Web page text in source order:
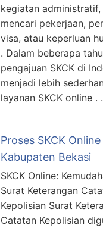
kegiatan
mencari pekerjaan,
visa, atau keperluan
. Dalam beberapa
pengajuan SKCK di
menjadi lebih
layanan SKCK online .
Proses SKCK
Kabupaten Bekasi
SKCK Online:
Surat Keterangan
Kepolisian Surat
Catatan Kepolisian